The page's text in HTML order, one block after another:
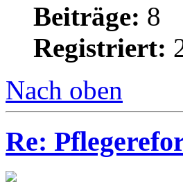
Beiträge: 8
Registriert:
Nach oben
Re: